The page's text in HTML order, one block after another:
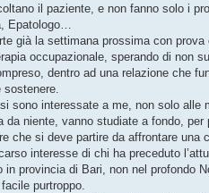
il paziente, e non fanno solo i
Epatologo…
già la settimana prossima con
occupazionale, sperando di non
dentro ad una relazione che
sono interessate a me, non solo alle
niente, vanno studiate a fondo,
che si deve partire da affrontare
interesse di chi ha preceduto
provincia di Bari, non nel profondo
purtroppo.